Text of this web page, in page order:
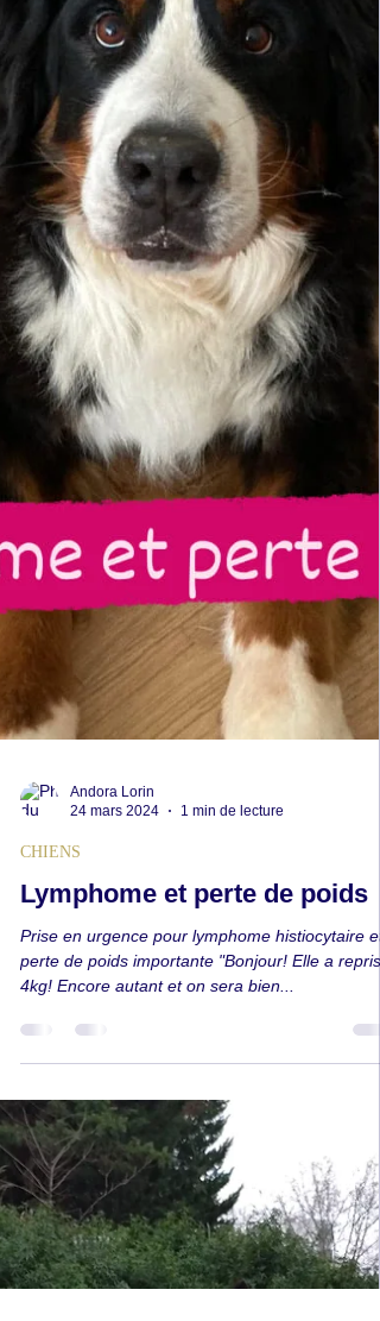
Andora Lorin
24 mars 2024
1 min de lecture
CHIENS
Lymphome et perte de poids
perte de poids importante "Bonjour! Elle a repris
4kg! Encore autant et on sera bien...